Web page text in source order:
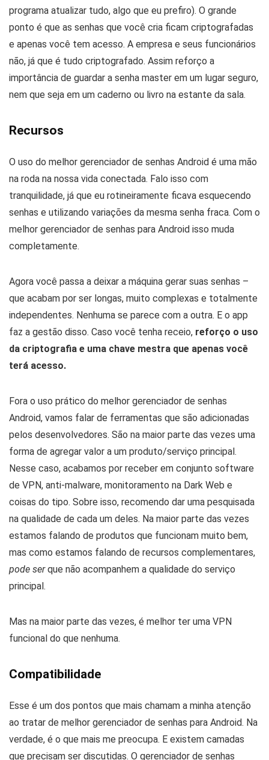
programa atualizar tudo, algo que eu prefiro). O grande
ponto é que as senhas que você cria ficam criptografadas
e apenas você tem acesso. A empresa e seus funcionários
não, já que é tudo criptografado. Assim reforço a
importância de guardar a senha master em um lugar seguro,
nem que seja em um caderno ou livro na estante da sala.
Recursos
O uso do melhor gerenciador de senhas Android é uma mão
na roda na nossa vida conectada. Falo isso com
tranquilidade, já que eu rotineiramente ficava esquecendo
senhas e utilizando variações da mesma senha fraca. Com o
melhor gerenciador de senhas para Android isso muda
completamente.
Agora você passa a deixar a máquina gerar suas senhas –
que acabam por ser longas, muito complexas e totalmente
independentes. Nenhuma se parece com a outra. E o app
faz a gestão disso. Caso você tenha receio, reforço o uso
da criptografia e uma chave mestra que apenas você
terá acesso.
Fora o uso prático do melhor gerenciador de senhas
Android, vamos falar de ferramentas que são adicionadas
pelos desenvolvedores. São na maior parte das vezes uma
forma de agregar valor a um produto/serviço principal.
Nesse caso, acabamos por receber em conjunto software
de VPN, anti-malware, monitoramento na Dark Web e
coisas do tipo. Sobre isso, recomendo dar uma pesquisada
na qualidade de cada um deles. Na maior parte das vezes
estamos falando de produtos que funcionam muito bem,
mas como estamos falando de recursos complementares,
pode serque não acompanhem a qualidade do serviço
principal.
Mas na maior parte das vezes, é melhor ter uma VPN
funcional do que nenhuma.
Compatibilidade
Esse é um dos pontos que mais chamam a minha atenção
ao tratar de melhor gerenciador de senhas para Android. Na
verdade, é o que mais me preocupa. E existem camadas
que precisam ser discutidas. O gerenciador de senhas